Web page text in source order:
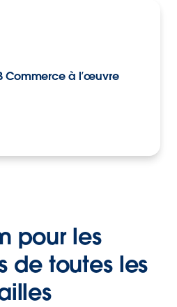
Commerce à l’œuvre
pour les
de toutes les